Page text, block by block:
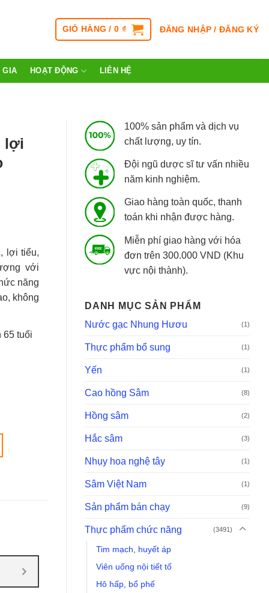
GIỎ HÀNG /0 ₫ ĐĂNG NHẬP / ĐĂNG KÝ
GIA HOẠT ĐỘNG LIÊN HỆ
100% sản phẩm và dịch vụ
chất lượng, uy tín.
Đội ngũ dược sĩ tư vấn nhiều
năm kinh nghiệm.
Giao hàng toàn quốc, thanh
toán khi nhận được hàng.
Miễn phí giao hàng với hóa
đơn trên 300.000 VND (Khu
vực nội thành).
DANH MỤC SẢN PHẨM
Nước gạc Nhung Hươu
(1)
Thực phẩm bổ sung (1)
Yến (1)
Cao hồng Sâm (8)
Hồng sâm (2)
Hắc sâm (3)
Nhụy hoa nghệ tây (1)
Sâm Việt Nam (1)
Sản phẩm bán chạy (9)
Thực phẩm chức năng (3491)
Tim mạch, huyết áp
Viên uống nội tiết tố
Hô hấp, bổ phế
lợi
lợi tiểu,
với
năng
không
65 tuổi